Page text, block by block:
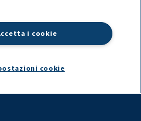
0844 440 440
i cookie
cookie